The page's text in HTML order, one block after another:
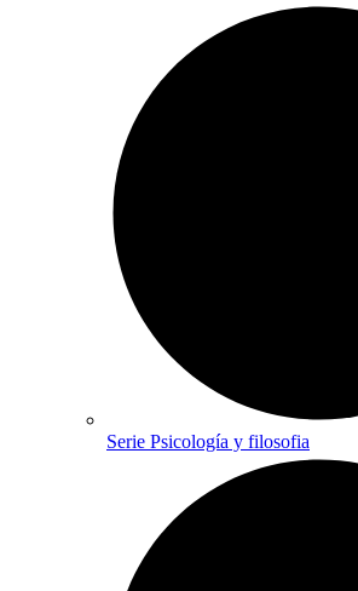
Serie Psicología y filosofia